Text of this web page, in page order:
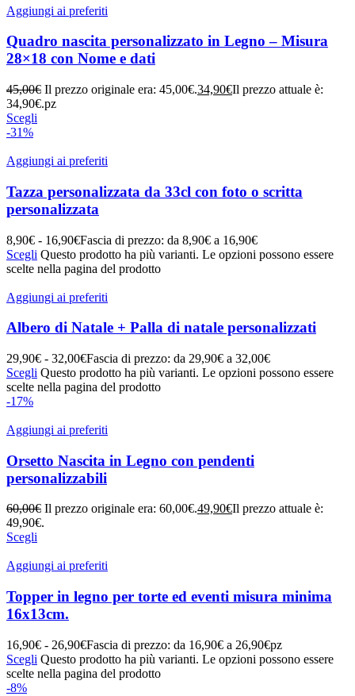
Aggiungi ai preferiti
Quadro nascita personalizzato in Legno – Misura
28×18 con Nome e dati
45,00€ Il prezzo originale era: 45,00€.34,90€Il prezzo attuale è:
34,90€.pz
Scegli
-31%
Aggiungi ai preferiti
Tazza personalizzata da 33cl con foto o scritta
personalizzata
8,90€ - 16,90€Fascia di prezzo: da 8,90€ a 16,90€
Scegli Questo prodotto ha più varianti. Le opzioni possono essere
scelte nella pagina del prodotto
Aggiungi ai preferiti
Albero di Natale + Palla di natale personalizzati
29,90€ - 32,00€Fascia di prezzo: da 29,90€ a 32,00€
Scegli Questo prodotto ha più varianti. Le opzioni possono essere
scelte nella pagina del prodotto
-17%
Aggiungi ai preferiti
Orsetto Nascita in Legno con pendenti
personalizzabili
60,00€ Il prezzo originale era: 60,00€.49,90€Il prezzo attuale è:
49,90€.
Scegli
Aggiungi ai preferiti
Topper in legno per torte ed eventi misura minima
16x13cm.
16,90€ - 26,90€Fascia di prezzo: da 16,90€ a 26,90€pz
Scegli Questo prodotto ha più varianti. Le opzioni possono essere
scelte nella pagina del prodotto
-8%